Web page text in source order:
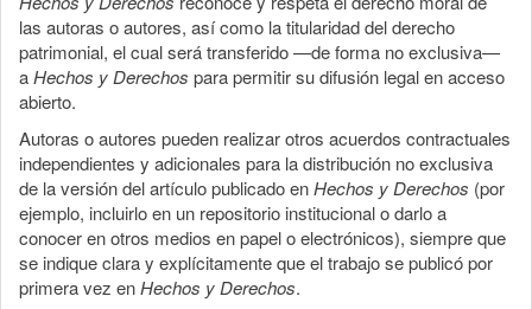
las autoras o autores, así como la titularidad del derecho
patrimonial, el cual será transferido —de forma no exclusiva—
aHechos y Derechos para permitir su difusión legal en acceso
abierto.
Autoras o autores pueden realizar otros acuerdos contractuales
independientes y adicionales para la distribución no exclusiva
de la versión del artículo publicado enHechos y Derechos (por
ejemplo, incluirlo en un repositorio institucional o darlo a
conocer en otros medios en papel o electrónicos), siempre que
se indique clara y explícitamente que el trabajo se publicó por
primera vez enHechos y Derechos.